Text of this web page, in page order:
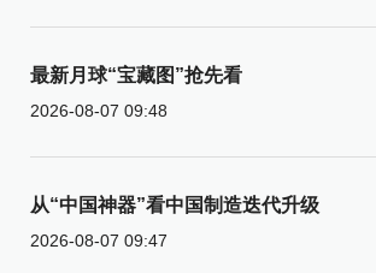
最新月球“宝藏图”抢先看
2026-08-07 09:48
从“中国神器”看中国制造迭代升级
2026-08-07 09:47